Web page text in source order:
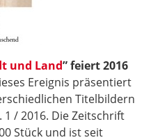
und Land” feiert 2016
Ereignis präsentiert
Titelbildern
/ 2016. Die Zeitschrift
Stück und ist seit